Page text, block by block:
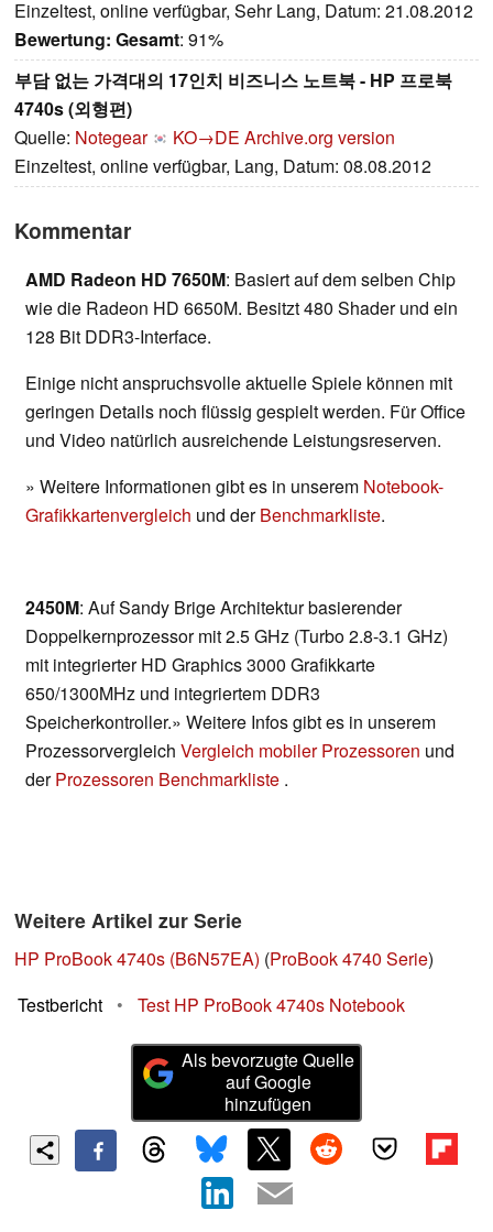
Einzeltest, online verfügbar, Sehr Lang, Datum: 21.08.2012
Bewertung: Gesamt: 91%
부담 없는 가격대의 17인치 비즈니스 노트북 - HP 프로북
4740s (외형편)
Quelle: Notegear KO→DE Archive.org version
Einzeltest, online verfügbar, Lang, Datum: 08.08.2012
Kommentar
AMD Radeon HD 7650M: Basiert auf dem selben Chip
wie die Radeon HD 6650M. Besitzt 480 Shader und ein
128 Bit DDR3-Interface.
Einige nicht anspruchsvolle aktuelle Spiele können mit
geringen Details noch flüssig gespielt werden. Für Office
und Video natürlich ausreichende Leistungsreserven.
» Weitere Informationen gibt es in unserem Notebook-
Grafikkartenvergleich und derBenchmarkliste.
2450M: Auf Sandy Brige Architektur basierender
Doppelkernprozessor mit 2.5 GHz (Turbo 2.8-3.1 GHz)
mit integrierter HD Graphics 3000 Grafikkarte
650/1300MHz und integriertem DDR3
Speicherkontroller.» Weitere Infos gibt es in unserem
Prozessorvergleich Vergleich mobiler Prozessoren und
derProzessoren Benchmarkliste .
Weitere Artikel zur Serie
HP ProBook 4740s (B6N57EA) (ProBook 4740 Serie)
Testbericht
• Test HP ProBook 4740s Notebook
Als bevorzugte Quelle
auf Google
hinzufügen